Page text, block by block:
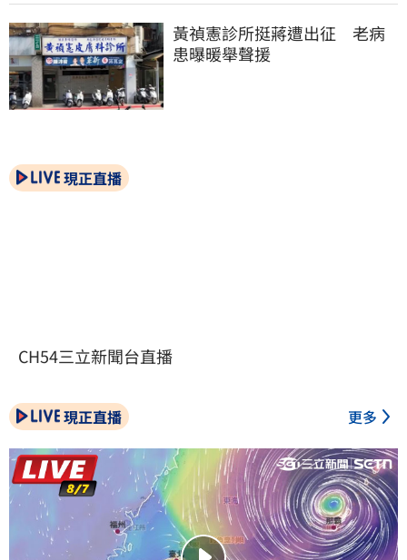
黃禎憲診所挺蔣遭出征　老病
患曝暖舉聲援
現正直播
CH54三立新聞台直播
現正直播 更多